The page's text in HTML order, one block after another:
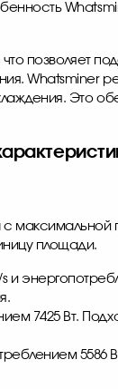
позволяет
Whatsminer
Это
площади.
7425 Вт.
5586